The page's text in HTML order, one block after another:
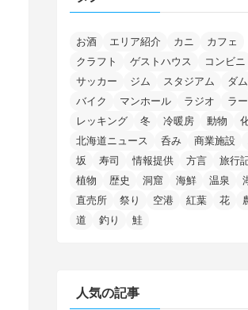
(11)
(7)
(21)
(4)
(7)
(2)
(1)
(5)
(2)
(72)
(5)
(4)
(4)
(6)
(5)
(5)
(35)
(11)
(2)
(43)
(5)
(1)
(8)
(1)
(3)
(9)
(15)
(2)
(1)
(11)
(12)
(4)
(7)
(5)
(5)
(24)
(3)
(1)
(31)
(7)
(12)
(4)
(27)
(6)
(9)
(5)
(8)
(5)
(10)
(2)
(1)
(96)
(6)
(4)
(1)
(4)
お酒 エリア紹介 カニ
カフェ
クラフト
ゲストハウス
コンビニ
サッカー
ジム スタジアム
ダム
バイク
マンホール ラジオ
ラ
レッキング
冬 冷暖房 動物
北海道ニュース
呑み 商業施設
坂
寿司 情報提供 方言 旅行
植物
歴史 洞窟 海鮮 温泉
直売所
祭り 空港 紅葉 花
道
釣り 鮭
人気の記事